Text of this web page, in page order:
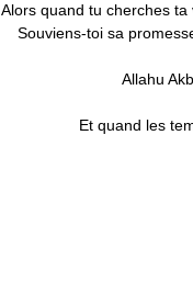
Alors quand tu cherches
Souviens-toi sa
Allahu
Et quand les